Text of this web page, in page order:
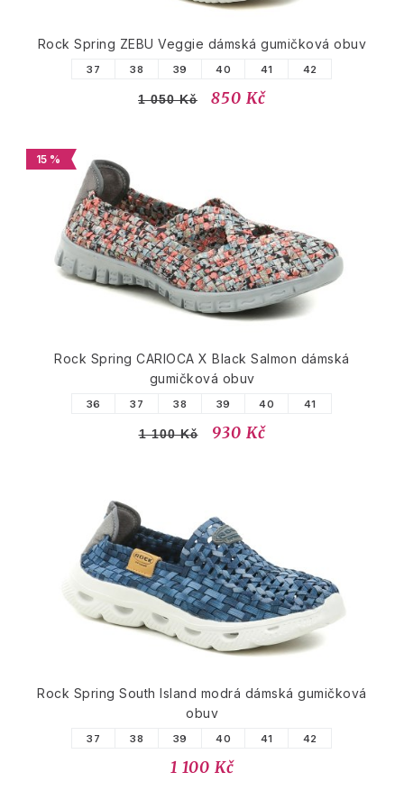
Rock Spring ZEBU Veggie dámská gumičková obuv
37 38 39 40 41 42
1 050 Kč 850 Kč
15 %
Rock Spring CARIOCA X Black Salmon dámská
gumičková obuv
36 37 38 39 40 41
1 100 Kč 930 Kč
Rock Spring South Island modrá dámská gumičková
obuv
37 38 39 40 41 42
1 100 Kč